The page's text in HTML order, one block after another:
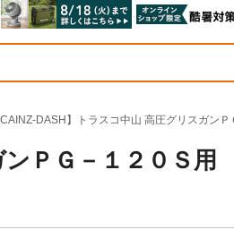
CAINZ-DASH】トラスコ中山 高圧グリスガン
ンＰＧ－１２０Ｓ